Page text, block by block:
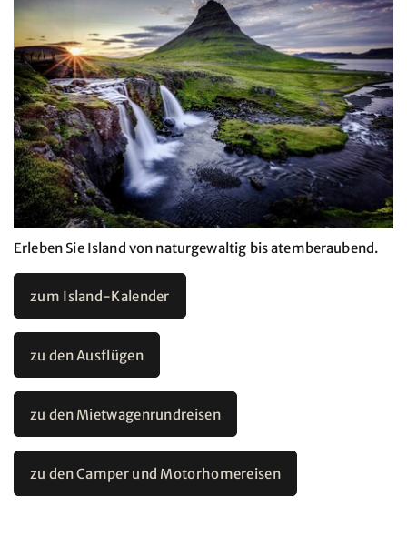
Erleben Sie Island von naturgewaltig bis atemberaubend.
zum Island-Kalender
zu den Ausflügen
zu den Mietwagenrundreisen
zu den Camper und Motorhomereisen